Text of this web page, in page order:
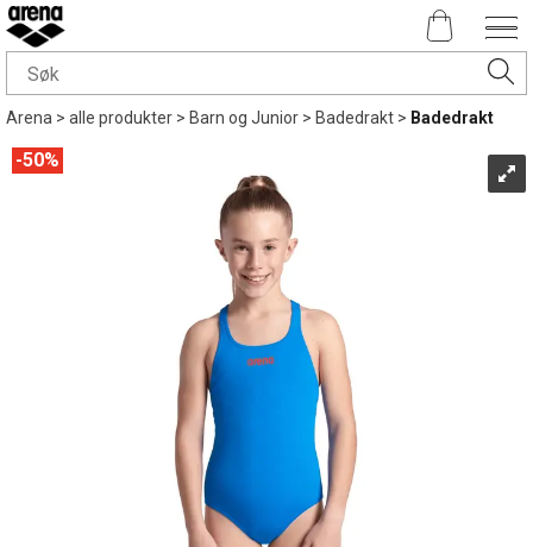
Arena>alle produkter>Barn og Junior>Badedrakt> Badedrakt
50%